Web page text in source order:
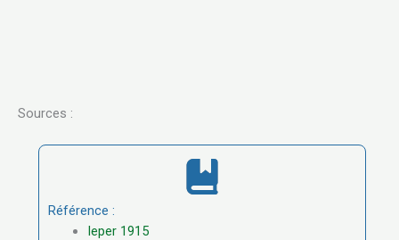
Sources :
Référence :
Ieper 1915